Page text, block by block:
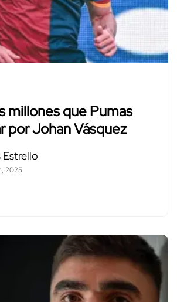
millones que Pumas
por Johan Vásquez
Estrello
2025